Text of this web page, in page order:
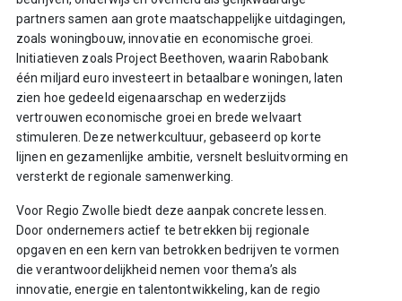
partners samen aan grote maatschappelijke uitdagingen,
zoals woningbouw, innovatie en economische groei.
Initiatieven zoals Project Beethoven, waarin Rabobank
één miljard euro investeert in betaalbare woningen, laten
zien hoe gedeeld eigenaarschap en wederzijds
vertrouwen economische groei en brede welvaart
stimuleren. Deze netwerkcultuur, gebaseerd op korte
lijnen en gezamenlijke ambitie, versnelt besluitvorming en
versterkt de regionale samenwerking.
Voor Regio Zwolle biedt deze aanpak concrete lessen.
Door ondernemers actief te betrekken bij regionale
opgaven en een kern van betrokken bedrijven te vormen
die verantwoordelijkheid nemen voor thema’s als
innovatie, energie en talentontwikkeling, kan de regio